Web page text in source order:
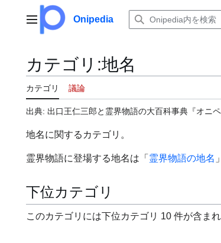
メインメニューOnipedia
カテゴリ :地名
カテゴリ 議論
出典: 出口王仁三郎と霊界物語の大百科事典『オニ
地名に関するカテゴリ。
霊界物語に登場する地名は「 霊界物語の地名 」
下位カテゴリ
このカテゴリには下位カテゴリ 10 件が含ま